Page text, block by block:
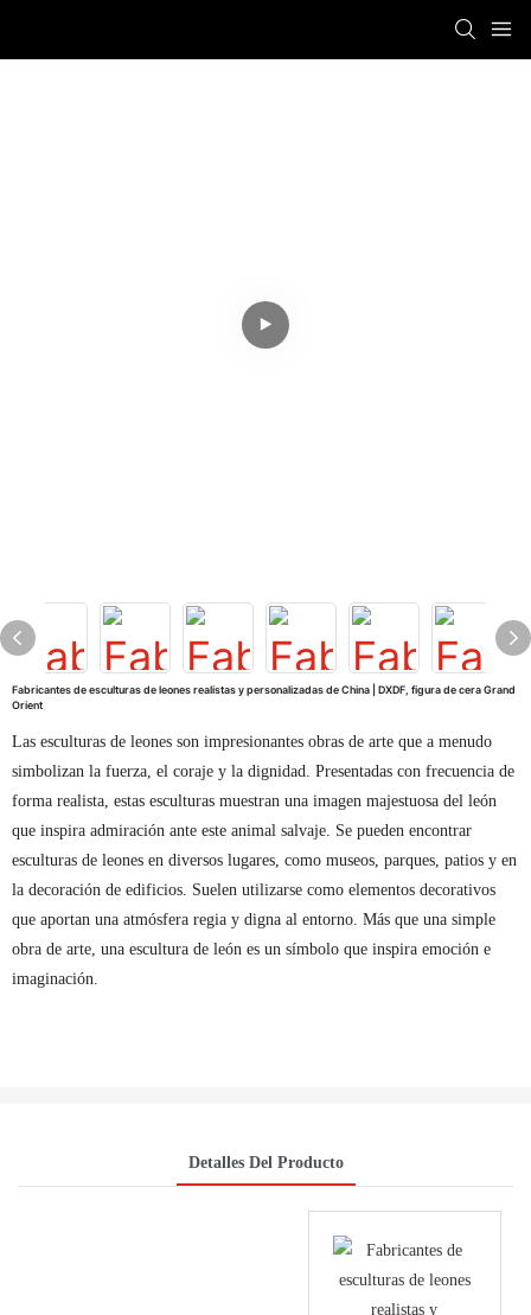
Fabricantes de esculturas de leones realistas y personalizadas de China | DXDF, figura de cera Grand
Orient
Las esculturas de leones son impresionantes obras de arte que a menudo
simbolizan la fuerza, el coraje y la dignidad. Presentadas con frecuencia de
forma realista, estas esculturas muestran una imagen majestuosa del león
que inspira admiración ante este animal salvaje. Se pueden encontrar
esculturas de leones en diversos lugares, como museos, parques, patios y en
la decoración de edificios. Suelen utilizarse como elementos decorativos
que aportan una atmósfera regia y digna al entorno. Más que una simple
obra de arte, una escultura de león es un símbolo que inspira emoción e
imaginación.
Detalles Del Producto